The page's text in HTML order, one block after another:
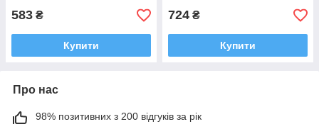
583 ₴
Купити
724 ₴
Купити
Про нас
98% позитивних з 200 відгуків за рік